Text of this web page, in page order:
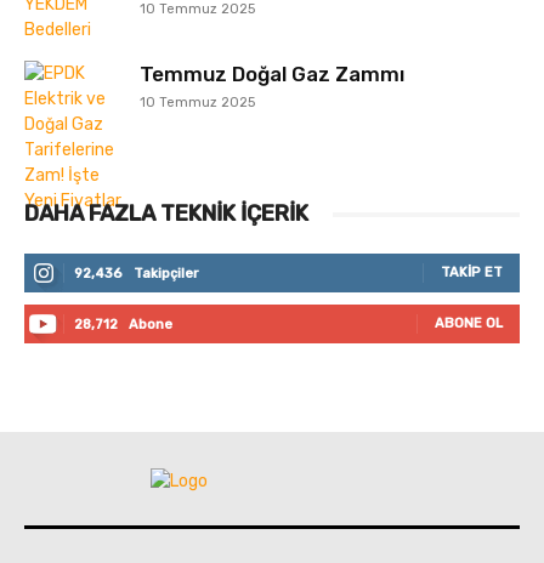
10 Temmuz 2025
Temmuz Doğal Gaz Zammı
10 Temmuz 2025
DAHA FAZLA TEKNIK İÇERIK
92,436 Takipçiler TAKIP ET
28,712 Abone ABONE OL